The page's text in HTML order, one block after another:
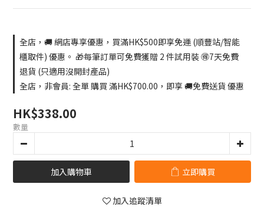
全店，🚚 網店專享優惠，買滿HK$500即享免運 (順豐站/智能
櫃取件) 優惠。 🎁每筆訂單可免費獲贈 2 件試用裝 🉐7天免費
退貨 (只適用沒開封產品)
全店，非會員: 全單 購買 滿HK$700.00，即享 🚚免費送貨 優惠
HK$338.00
數量
加入購物車 立即購買
加入追蹤清單